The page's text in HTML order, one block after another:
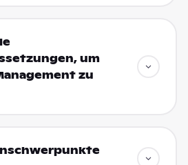
um
zu